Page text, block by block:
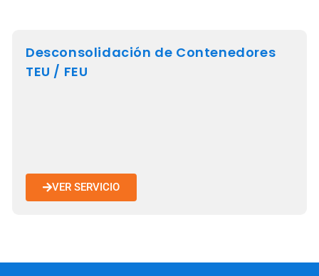
Desconsolidación de Contenedores
TEU / FEU
VER SERVICIO